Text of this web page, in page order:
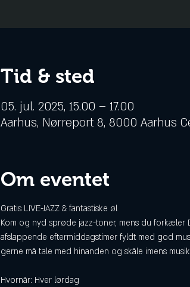
Tid & sted
05. jul. 2025, 15.00 – 17.00
Aarhus, Nørreport 8, 8000 Aarhus
Om eventet
Gratis LIVE-JAZZ & fantastiske øl
Kom og nyd sprøde jazz-toner, mens du
afslappende eftermiddagstimer fyldt med god
gerne må tale med hinanden og skåle imens
Hvornår: Hver lørdag